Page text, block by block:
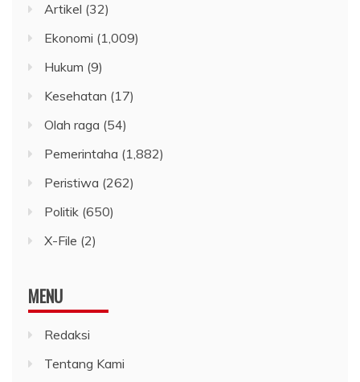
Artikel (32)
Ekonomi (1,009)
Hukum (9)
Kesehatan (17)
Olah raga (54)
Pemerintaha (1,882)
Peristiwa (262)
Politik (650)
X-File (2)
MENU
Redaksi
Tentang Kami